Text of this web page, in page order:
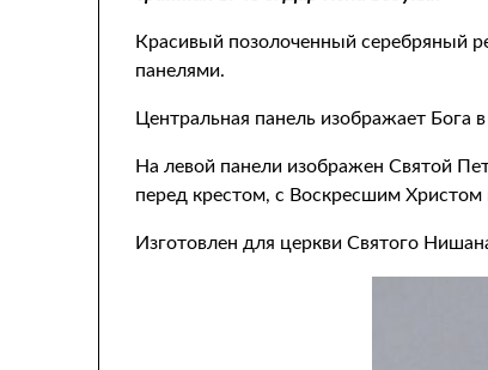
Красивый позолоченный серебряный
панелями.
Центральная панель изображает Бога
На левой панели изображен Святой
перед крестом, с Воскресшим Христом
Изготовлен для церкви Святого